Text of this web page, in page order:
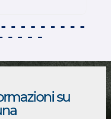
su